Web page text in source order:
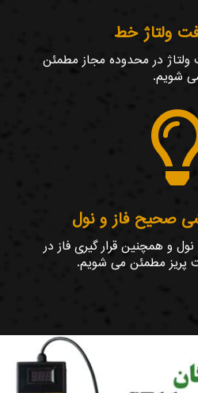
ولتاژ خط
ولتاژ در محدوده مجاز مطمئن
شویم.
صحیح فاز و نول
و همچنین قرار گیری فاز در
مطمئن می شویم.